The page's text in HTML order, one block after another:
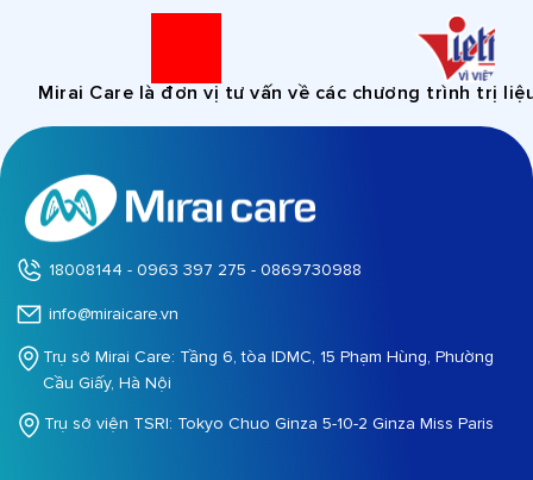
Mirai Care là đơn vị tư vấn về các chương trình trị
18008144 - 0963 397 275 - 0869730988
info@miraicare.vn
Trụ sở Mirai Care: Tầng 6, tòa IDMC, 15 Phạm Hùng, Phường
Cầu Giấy, Hà Nội
Trụ sở viện TSRI: Tokyo Chuo Ginza 5-10-2 Ginza Miss Paris